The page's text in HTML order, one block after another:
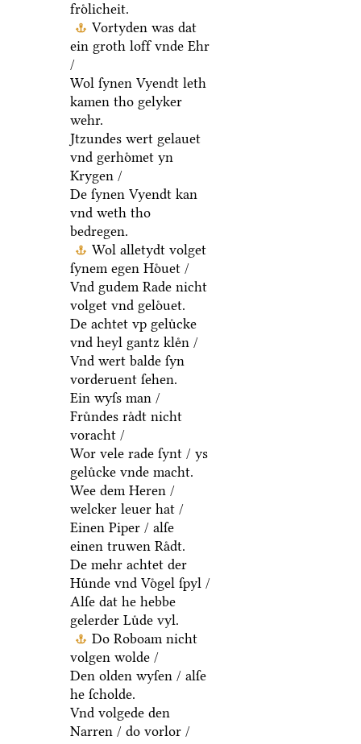
froͤlicheit.
Vortyden was dat
ein groth loff vnde Ehr
/
Wol ſynen Vyendt leth
kamen tho gelyker
wehr.
Jtzundes wert gelauet
vnd gerhoͤmet yn
Krygen /
De ſynen Vyendt kan
vnd weth tho
bedregen.
Wol alletydt volget
ſynem egen Hoͤuet /
Vnd gudem Rade nicht
volget vnd geloͤuet.
De achtet vp geluͤcke
vnd heyl gantz kleͤn /
Vnd wert balde ſyn
vorderuent ſehen.
Ein wyſs man /
Fruͤndes raͤdt nicht
voracht /
Wor vele rade ſynt / ys
geluͤcke vnde macht.
Wee dem Heren /
welcker leuer hat /
Einen Piper / alſe
einen truwen Raͤdt.
De mehr achtet der
Huͤnde vnd Voͤgel ſpyl /
Alſe dat he hebbe
gelerder Luͤde vyl.
Do Roboam nicht
volgen wolde /
Den olden wyſen / alſe
he ſcholde.
Vnd volgede den
Narren / do vorlor /